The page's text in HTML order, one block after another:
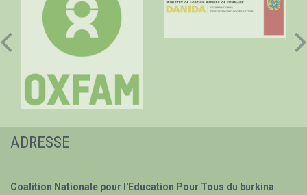
ADRESSE
Coalition Nationale pour l'Education Pour Tous du burkina